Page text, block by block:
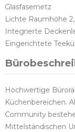
Glasfasernetz
Lichte Raumhöhe
Integrierte
Eingerichtete
Hochwertige
Küchenbereichen.
Community
Mittelständischen